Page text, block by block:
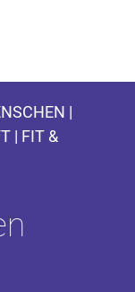
|
| FIT &